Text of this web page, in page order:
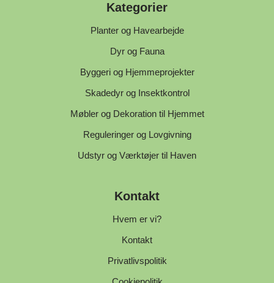
Kategorier
Planter og Havearbejde
Dyr og Fauna
Byggeri og Hjemmeprojekter
Skadedyr og Insektkontrol
Møbler og Dekoration til Hjemmet
Reguleringer og Lovgivning
Udstyr og Værktøjer til Haven
Kontakt
Hvem er vi?
Kontakt
Privatlivspolitik